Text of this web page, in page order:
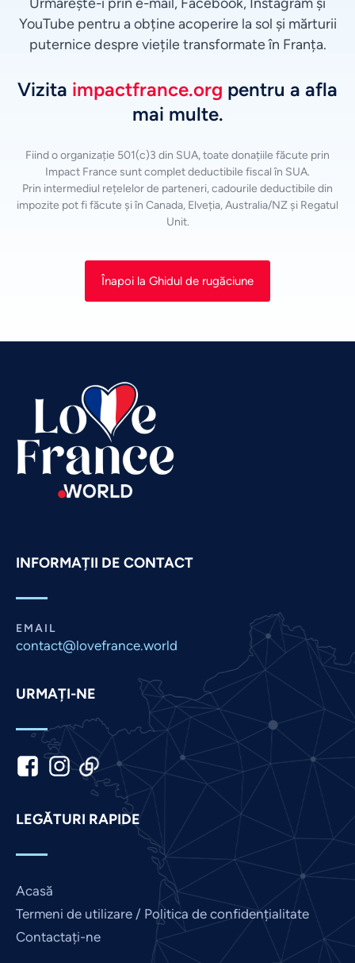
YouTube pentru a obține acoperire la sol și mărturii
puternice despre viețile transformate în Franța.
Vizita impactfrance.org pentru a afla
mai multe.
Fiind o organizație 501(c)3 din SUA, toate donațiile făcute prin
Impact France sunt complet deductibile fiscal în SUA.
Prin intermediul rețelelor de parteneri, cadourile deductibile din
impozite pot fi făcute și în Canada, Elveția, Australia/NZ și Regatul
Unit.
Înapoi la Ghidul de rugăciune
INFORMAȚII DE CONTACT
EMAIL
contact@lovefrance.world
URMAȚI-NE
LEGĂTURI RAPIDE
Acasă
Termeni de utilizare / Politica de confidențialitate
Contactați-ne
Finnish
French
German
Indonesian
Italian
Kannada
Korean
Malay
Marathi
Urdu
Vietnamese